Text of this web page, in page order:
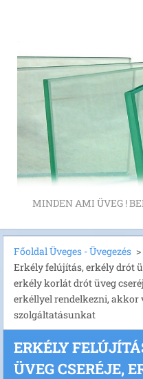
MINDEN AMI ÜVEG !
Főoldal Üveges - Üvegezés >
Erkély felújítás, erkély drót
erkély korlát drót üveg
erkéllyel rendelkezni, akkor
szolgáltatásunkat
ERKÉLY
ÜVEG CSERÉJE,